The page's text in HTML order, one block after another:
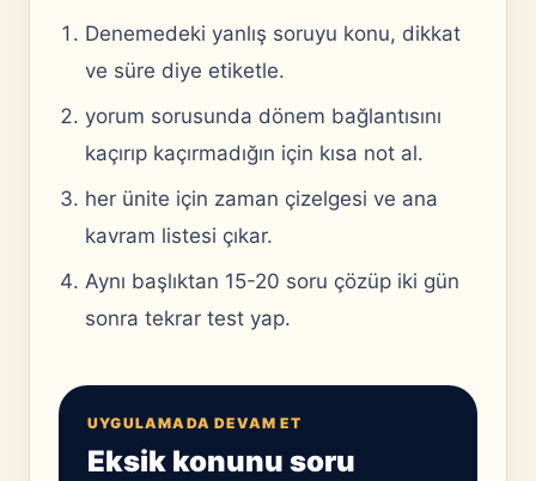
Denemedeki yanlış soruyu konu, dikkat
ve süre diye etiketle.
yorum sorusunda dönem bağlantısını
kaçırıp kaçırmadığın için kısa not al.
her ünite için zaman çizelgesi ve ana
kavram listesi çıkar.
Aynı başlıktan 15-20 soru çözüp iki gün
sonra tekrar test yap.
UYGULAMADA DEVAM ET
Eksik konunu soru